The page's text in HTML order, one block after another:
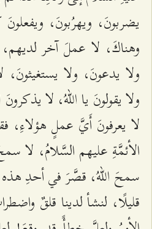
یضربونَ، ويهرُبونَ،
وهناكَ، لا عملَ آخر
ولا یدعونَ، ولا یستغیثونَ،
ولا یقولونَ يا اللّهُ، لا
لا یعرفونَ أَيَّ عملٍ هؤلاءِ،
الأئمَّةِ عليهم السَّلامُ، لا
سمحَ اللّهُ، قصَّرَ في أحدِ هذه
قلیلًا، لنشأ لدينا قلقٌ